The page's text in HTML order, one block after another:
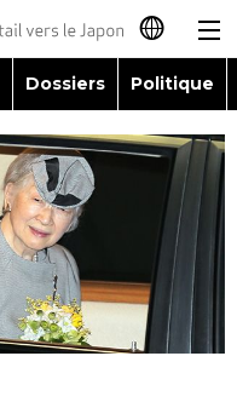
日本語
English
简体字
繁體字
Español
Dossiers Politique